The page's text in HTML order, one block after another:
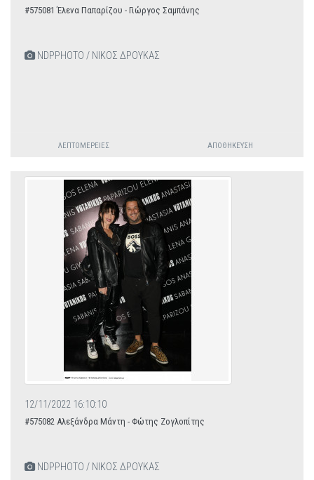
#575081 Έλενα Παπαρίζου - Γιώργος Σαμπάνης
NDPPHOTO / ΝΙΚΟΣ ΔΡΟΥΚΑΣ
ΛΕΠΤΟΜΈΡΕΙΕΣ ΑΠΟΘΉΚΕΥΣΗ
12/11/2022 16:10:10
#575082 Αλεξάνδρα Μάντη - Φώτης Ζογλοπίτης
NDPPHOTO / ΝΙΚΟΣ ΔΡΟΥΚΑΣ